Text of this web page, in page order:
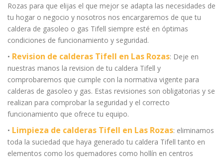
Rozas para que elijas el que mejor se adapta las necesidades de
tu hogar o negocio y nosotros nos encargaremos de que tu
caldera de gasoleo o gas Tifell siempre esté en óptimas
condiciones de funcionamiento y seguridad.
• Revision de calderas Tifell en Las Rozas: Deje en
nuestras manos la revision de tu caldera Tifell y
comprobaremos que cumple con la normativa vigente para
calderas de gasoleo y gas. Estas revisiones son obligatorias y se
realizan para comprobar la seguridad y el correcto
funcionamiento que ofrece tu equipo.
• Limpieza de calderas Tifell en Las Rozas: eliminamos
toda la suciedad que haya generado tu caldera Tifell tanto en
elementos como los quemadores como hollín en centros